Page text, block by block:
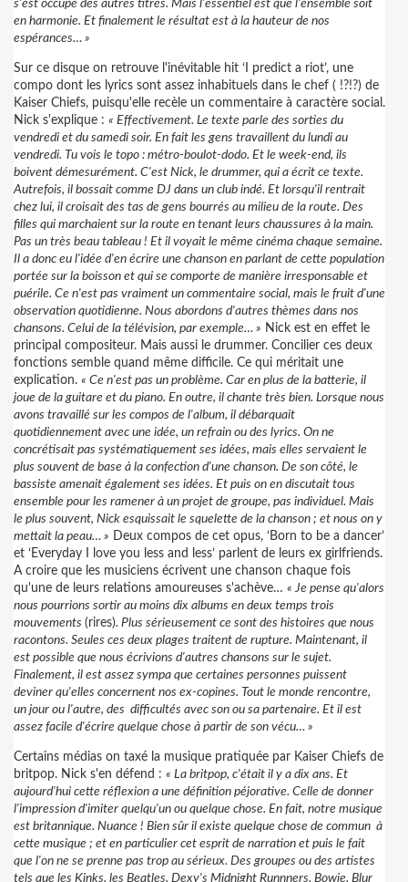
s'est occupé des autres titres. Mais l'essentiel est que l'ensemble soit
en harmonie. Et finalement le résultat est à la hauteur de nos
espérances… »
Sur ce disque on retrouve l'inévitable hit ‘I predict a riot’, une
compo dont les lyrics sont assez inhabituels dans le chef ( !?!?) de
Kaiser Chiefs, puisqu'elle recèle un commentaire à caractère social.
Nick s'explique : « Effectivement. Le texte parle des sorties du
vendredi et du samedi soir. En fait les gens travaillent du lundi au
vendredi. Tu vois le topo : métro-boulot-dodo. Et le week-end, ils
boivent démesurément. C'est Nick, le drummer, qui a écrit ce texte.
Autrefois, il bossait comme DJ dans un club indé. Et lorsqu'il rentrait
chez lui, il croisait des tas de gens bourrés au milieu de la route. Des
filles qui marchaient sur la route en tenant leurs chaussures à la main.
Pas un très beau tableau ! Et il voyait le même cinéma chaque semaine.
Il a donc eu l'idée d'en écrire une chanson en parlant de cette population
portée sur la boisson et qui se comporte de manière irresponsable et
puérile. Ce n'est pas vraiment un commentaire social, mais le fruit d'une
observation quotidienne. Nous abordons d'autres thèmes dans nos
chansons. Celui de la télévision, par exemple… » Nick est en effet le
principal compositeur. Mais aussi le drummer. Concilier ces deux
fonctions semble quand même difficile. Ce qui méritait une
explication. « Ce n'est pas un problème. Car en plus de la batterie, il
joue de la guitare et du piano. En outre, il chante très bien. Lorsque nous
avons travaillé sur les compos de l'album, il débarquait
quotidiennement avec une idée, un refrain ou des lyrics. On ne
concrétisait pas systématiquement ses idées, mais elles servaient le
plus souvent de base à la confection d'une chanson. De son côté, le
bassiste amenait également ses idées. Et puis on en discutait tous
ensemble pour les ramener à un projet de groupe, pas individuel. Mais
le plus souvent, Nick esquissait le squelette de la chanson ; et nous on y
mettait la peau… » Deux compos de cet opus, ‘Born to be a dancer’
et ‘Everyday I love you less and less’ parlent de leurs ex girlfriends.
A croire que les musiciens écrivent une chanson chaque fois
qu'une de leurs relations amoureuses s'achève… « Je pense qu'alors
nous pourrions sortir au moins dix albums en deux temps trois
mouvements (rires). Plus sérieusement ce sont des histoires que nous
racontons. Seules ces deux plages traitent de rupture. Maintenant, il
est possible que nous écrivions d'autres chansons sur le sujet.
Finalement, il est assez sympa que certaines personnes puissent
deviner qu'elles concernent nos ex-copines. Tout le monde rencontre,
un jour ou l'autre, des difficultés avec son ou sa partenaire. Et il est
assez facile d'écrire quelque chose à partir de son vécu… »
Certains médias on taxé la musique pratiquée par Kaiser Chiefs de
britpop. Nick s'en défend : « La britpop, c'était il y a dix ans. Et
aujourd'hui cette réflexion a une définition péjorative. Celle de donner
l'impression d'imiter quelqu'un ou quelque chose. En fait, notre musique
est britannique. Nuance ! Bien sûr il existe quelque chose de commun à
cette musique ; et en particulier cet esprit de narration et puis le fait
que l'on ne se prenne pas trop au sérieux. Des groupes ou des artistes
tels que les Kinks, les Beatles, Dexy's Midnight Runnners, Bowie, Blur